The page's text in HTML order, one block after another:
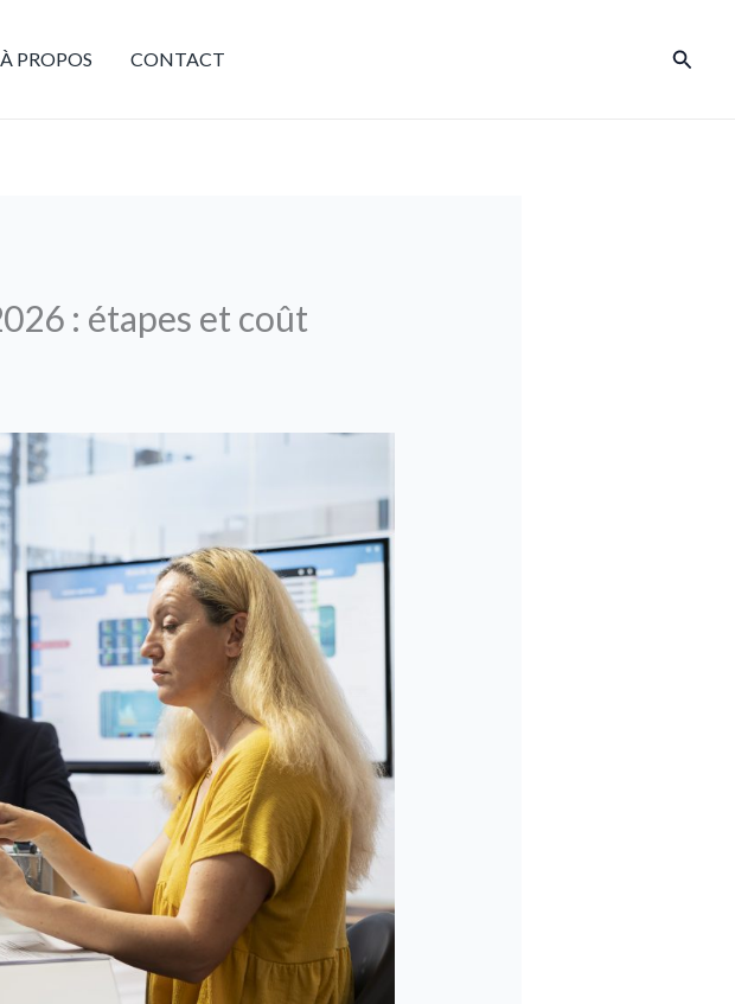
À PROPOS CONTACT
: étapes et coût